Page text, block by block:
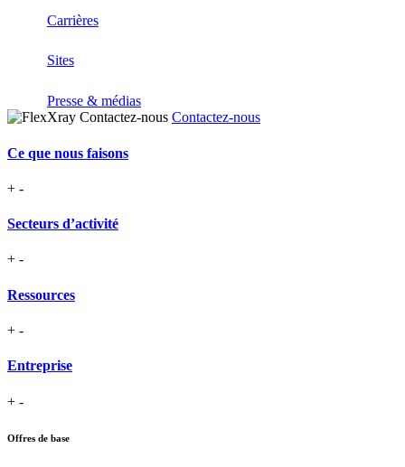
Carrières
Sites
Presse & médias
Contactez-nous
Ce que nous faisons
+ -
Secteurs d’activité
+ -
Ressources
+ -
Entreprise
+ -
Offres de base